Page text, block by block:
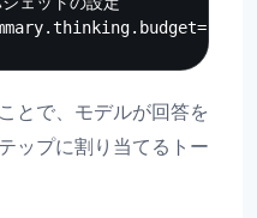
とで、モデルが回答を
ップに割り当てるトー